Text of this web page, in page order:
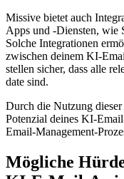
Missive bietet auch
Apps und ‑Diensten, wie
Solche Integrationen
zwischen deinem KI-
stellen sicher, dass alle
date sind.
Durch die Nutzung
Potenzial deines KI-
Email-Management-
Mögliche